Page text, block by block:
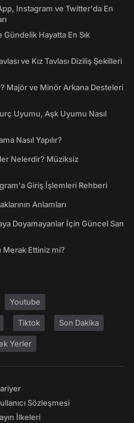
Instagram ve Twitter'da En
Hayatta En Sık
ve Kız Tavlası Diziliş Şekilleri
Majör ve Minör Arkana Desteleri
Uyumu, Aşk Uyumu Nasıl
Nasıl Yapılır?
Nelerdir? Müziksiz
Giriş İşlemleri Rehberi
Anlamları
Doyamayanlar İçin Güncel San
Ettiniz mi?
Youtube
Tiktok Son Dakika
Yerler
Sözleşmesi
İlkeleri